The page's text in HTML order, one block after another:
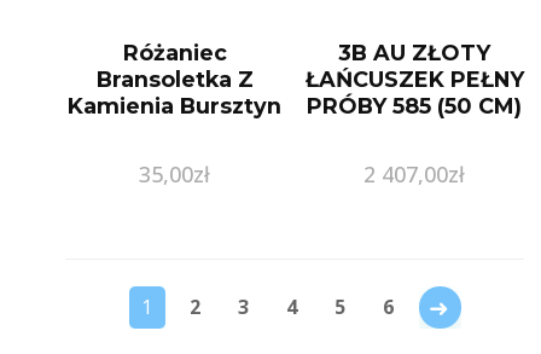
Różaniec
Bransoletka Z
Kamienia Bursztyn
35,00zł
3B AU ZŁOTY
ŁAŃCUSZEK PEŁNY
PRÓBY 585 (50 CM)
2 407,00zł
1 2 3 4 5 6